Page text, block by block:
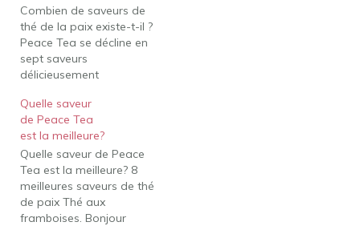
Combien de saveurs de
thé de la paix existe-t-il ?
Peace Tea se décline en
sept saveurs
délicieusement
vos deux doigts agitant
le signe de la paix et cinq
autres pour les doigts
tenant votre boîte de thé
de la paix. Chacun avec
une poignée de goût.…
Quelle saveur
de Peace Tea
est la meilleure?
Quelle saveur de Peace
Tea est la meilleure? 8
meilleures saveurs de thé
de paix Thé aux
framboises. Bonjour